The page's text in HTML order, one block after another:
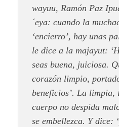
wayuu, Ramón Paz
´eya: cuando la
‘encierro’, hay unas
le dice a la majayut:
seas buena, juiciosa.
corazón limpio,
beneficios’. La limpia,
cuerpo no despida
se embellezca. Y dice: